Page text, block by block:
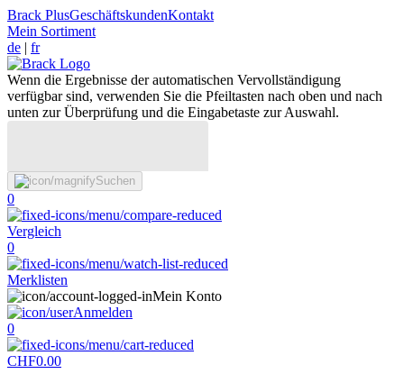
Brack PlusGeschäftskundenKontakt
Mein Sortiment
de | fr
Wenn die Ergebnisse der automatischen Vervollständigung
verfügbar sind, verwenden Sie die Pfeiltasten nach oben und nach
unten zur Überprüfung und die Eingabetaste zur Auswahl.
Suchen
0
Vergleich
0
Merklisten
Mein Konto
Anmelden
0
CHF0.00